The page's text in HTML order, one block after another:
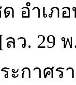
อำเภ
ลว. 29
ะกาศร